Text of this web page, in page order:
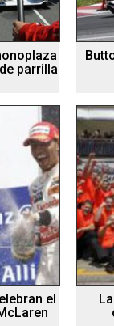
parrilla
el